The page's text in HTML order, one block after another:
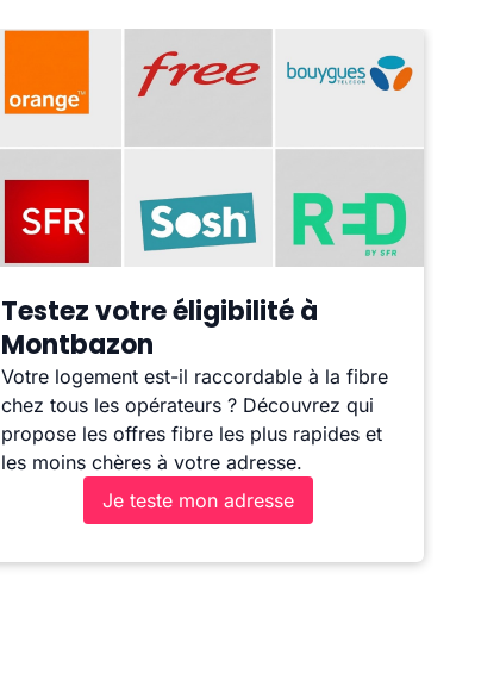
Testez votre éligibilité à
Montbazon
Votre logement est-il raccordable à la fibre
chez tous les opérateurs ? Découvrez qui
propose les offres fibre les plus rapides et
les moins chères à votre adresse.
Je teste mon adresse